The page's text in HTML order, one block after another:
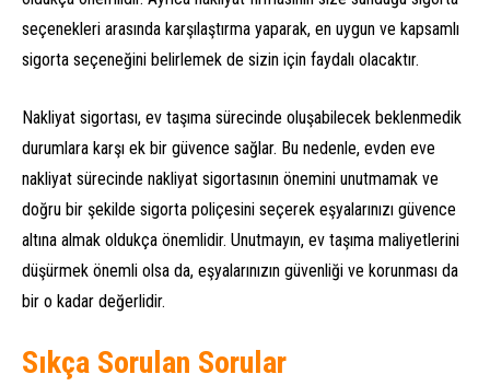
seçenekleri arasında karşılaştırma yaparak, en uygun ve kapsamlı
sigorta seçeneğini belirlemek de sizin için faydalı olacaktır.
Nakliyat sigortası, ev taşıma sürecinde oluşabilecek beklenmedik
durumlara karşı ek bir güvence sağlar. Bu nedenle, evden eve
nakliyat sürecinde nakliyat sigortasının önemini unutmamak ve
doğru bir şekilde sigorta poliçesini seçerek eşyalarınızı güvence
altına almak oldukça önemlidir. Unutmayın, ev taşıma maliyetlerini
düşürmek önemli olsa da, eşyalarınızın güvenliği ve korunması da
bir o kadar değerlidir.
Sıkça Sorulan Sorular